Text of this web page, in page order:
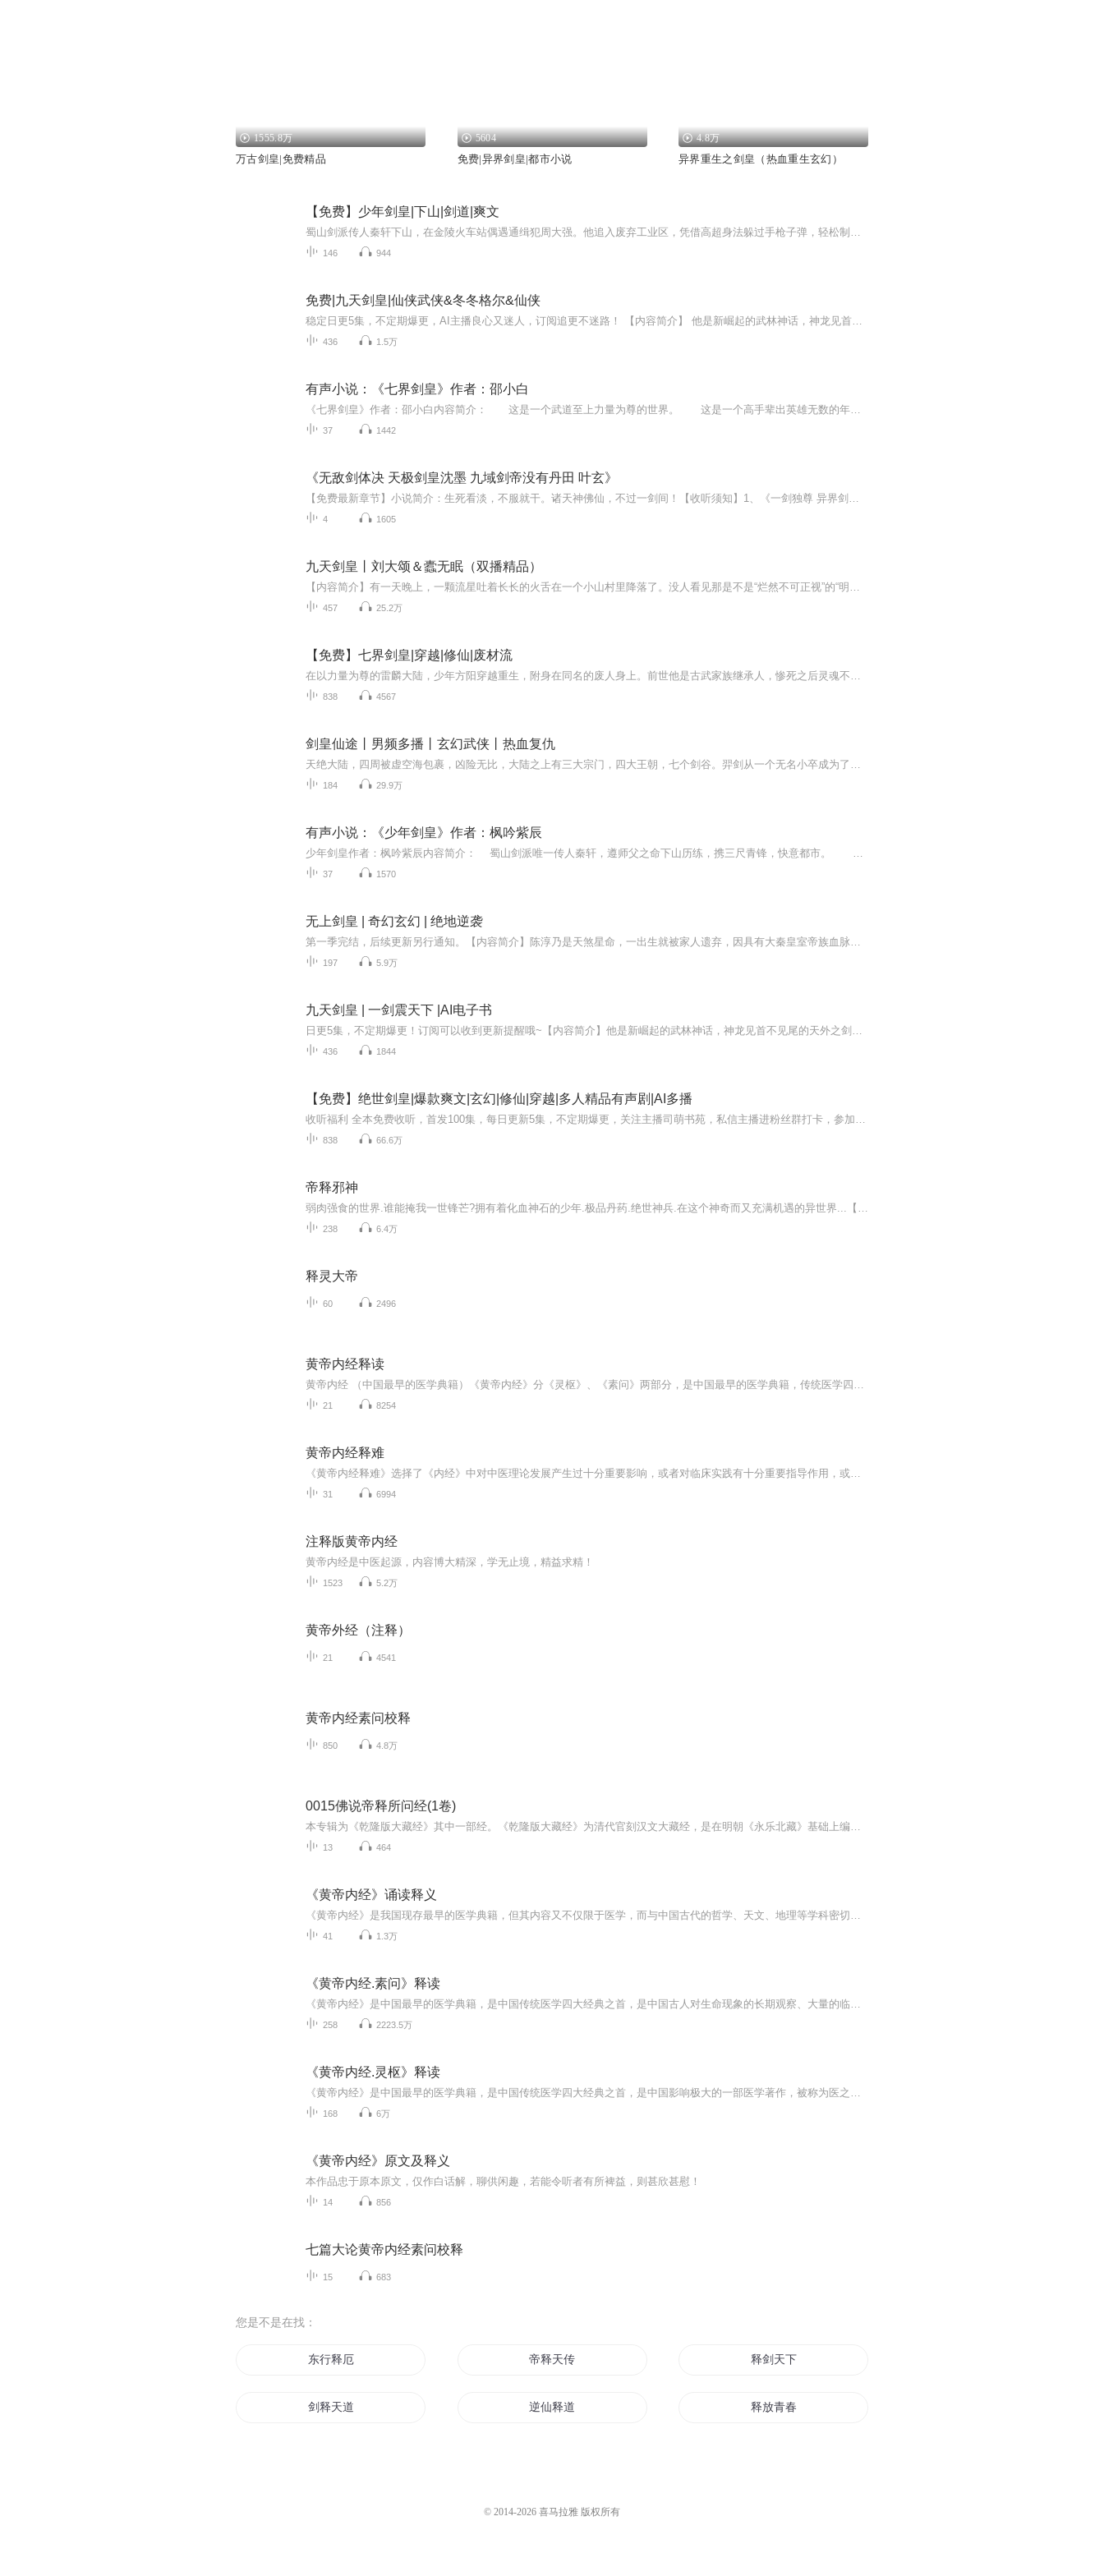
1555.8万
万古剑皇|免费精品
5604
免费|异界剑皇|都市小说
4.8万
异界重生之剑皇（热血重生玄幻）
【免费】少年剑皇|下山|剑道|爽文
蜀山剑派传人秦轩下山，在金陵火车站偶遇通缉犯周大强。他追入废弃工业区，凭借高超身法躲过手枪子弹，轻松制伏周大强，还意外发现被绑美女已解开绳子。然而，美女却误会他是登徒子，精彩故事由此展开。
146 944
免费|九天剑皇|仙侠武侠&冬冬格尔&仙侠
稳定日更5集，不定期爆更，AI主播良心又迷人，订阅追更不迷路！ 【内容简介】 他是新崛起的武林神话，神龙见首不见尾的天外之剑的传人，令武林群雄闻之色变，但却一直是传说中的人物。他消失七年之后终于为了寻觅，下一个天外之剑的传人而踏入江湖，谁...
436 1.5万
有声小说：《七界剑皇》作者：邵小白
《七界剑皇》作者：邵小白内容简介： 这是一个武道至上力量为尊的世界。 这是一个高手辈出英雄无数的年代。 修为在身，可无视朝法。 实力在手，可破碎山河。 罢黜百家，独尊剑道！ 少年方阳从上一世走来，手持三尺青锋，在这一世留下，...
37 1442
《无敌剑体决 天极剑皇沈墨 九域剑帝没有丹田 叶玄》
【免费最新章节】小说简介：生死看淡，不服就干。诸天神佛仙，不过一剑间！【收听须知】1、《一剑独尊 异界剑帝》，主角：叶玄叶灵。2、由于音频节目更新的比较慢，如想快速阅读小说文字版的全部章节，请在微信中搜索公众号【千里马文学】，关注后，并在公...
4 1605
九天剑皇丨刘大颂＆蠹无眠（双播精品）
【内容简介】有一天晚上，一颗流星吐着长长的火舌在一个小山村里降落了。没人看见那是不是“烂然不可正视”的“明珠”所降下的，倒是村里有位老人那晚在山顶，亲眼看见突然出现在天边划过夜空的流星、一个拖着长长的尾巴的大火球。【作者/主播简介】作者：...
457 25.2万
【免费】七界剑皇|穿越|修仙|废材流
在以力量为尊的雷麟大陆，少年方阳穿越重生，附身在同名的废人身上。前世他是古武家族继承人，惨死之后灵魂不灭。这一世，他虽经脉被废遭人奚落，却因熟知药理，发现满大街皆是前世难寻的珍贵药材，瞬间有了修复身体、提升修为的办法。且看他如何仗剑崛起...
838 4567
剑皇仙途丨男频多播丨玄幻武侠丨热血复仇
天绝大陆，四周被虚空海包裹，凶险无比，大陆之上有三大宗门，四大王朝，七个剑谷。羿剑从一个无名小卒成为了这片大陆的剑神。羿剑站起来，望着傍晚的夕阳，久久无语。他师尊曾说过，心境有三层。第一层，明悟本心；修炼一途，驳而杂，获得力量，便会滋生...
184 29.9万
有声小说：《少年剑皇》作者：枫吟紫辰
少年剑皇作者：枫吟紫辰内容简介： 蜀山剑派唯一传人秦轩，遵师父之命下山历练，携三尺青锋，快意都市。 清纯可人的校花美眉、性感漂亮的美女老师、古灵精怪的修真少女……各路美女纷至沓来，一个都市剑皇的传说开始流传。 …… 比速度？长...
37 1570
无上剑皇 | 奇幻玄幻 | 绝地逆袭
第一季完结，后续更新另行通知。【内容简介】陈淳乃是天煞星命，一出生就被家人遗弃，因具有大秦皇室帝族血脉，而被秦国余孽顾南山培养，因为经脉细窄，一直被当做废物看待，守墓五年之后唤醒了顾南山离去之前留下的斩龙剑剑魂，因此得到了剑阁传承，从此...
197 5.9万
九天剑皇 | 一剑震天下 |AI电子书
日更5集，不定期爆更！订阅可以收到更新提醒哦~【内容简介】他是新崛起的武林神话，神龙见首不见尾的天外之剑的传人，令武林群雄闻之色变，但却一直是传说中的人物。他消失七年之后终于为了寻觅，下一个天外之剑的传人而踏入江湖，谁也想不到年纪轻轻不会...
436 1844
【免费】绝世剑皇|爆款爽文|玄幻|修仙|穿越|多人精品有声剧|AI多播
收听福利 全本免费收听，首发100集，每日更新5集，不定期爆更，关注主播司萌书苑，私信主播进粉丝群打卡，参加粉丝活动，月卡红包等你来领！作者梦蝶庄周简介 矿藏勘探科学家待着能力与对国家的责任，重生到另一个世界，穿到一个败家子的身上。之后用自...
838 66.6万
帝释邪神
弱肉强食的世界.谁能掩我一世锋芒?拥有着化血神石的少年.极品丹药.绝世神兵.在这个神奇而又充满机遇的异世界...【作者/主播简介】作者：月仙，网络小说作家。主播：黑财神购买须知：1、本作品为付费有声书，前40集为免费试听，购买成功后，即可收听，可下载重复收听。2、版权归原作者所有，严禁翻录成任何形式，严禁在任何第三方平台传播，违者将追究其法律责任。...
238 6.4万
释灵大帝
60 2496
黄帝内经释读
黄帝内经 （中国最早的医学典籍）《黄帝内经》分《灵枢》、《素问》两部分，是中国最早的医学典籍，传统医学四大经典著作之一（其余三者为《难经》、《伤寒杂病论》、《神农本草经》）。《黄帝内经》是一本综合性的医书，在黄老道家理论上建立了中医学上...
21 8254
黄帝内经释难
《黄帝内经释难》选择了《内经》中对中医理论发展产生过十分重要影响，或者对临床实践有十分重要指导作用，或者历代见解纷争各执一词，使读者难以明辨的问题130个，进行了深入浅出的诠释。
31 6994
注释版黄帝内经
黄帝内经是中医起源，内容博大精深，学无止境，精益求精！
1523 5.2万
黄帝外经（注释）
21 4541
黄帝内经素问校释
850 4.8万
0015佛说帝释所问经(1卷)
本专辑为《乾隆版大藏经》其中一部经。《乾隆版大藏经》为清代官刻汉文大藏经，是在明朝《永乐北藏》基础上编较而成的，全藏共分正藏和续藏两类。正藏共485函，以千字文编号，从“天”至“漆”，分为大乘五大部经、五大部外重单译经、小乘《阿含经》及重单...
13 464
《黄帝内经》诵读释义
《黄帝内经》是我国现存最早的医学典籍，但其内容又不仅限于医学，而与中国古代的哲学、天文、地理等学科密切相关，是一部关于哲学和自然科学的综合著作。
41 1.3万
《黄帝内经.素问》释读
《黄帝内经》是中国最早的医学典籍，是中国传统医学四大经典之首，是中国古人对生命现象的长期观察、大量的临床实践以及简单的解剖学知识。它奠定了人体生理、病理、诊断以及治疗的认识基础，是中国影响极大的一部医学著作，被称为医之始祖。（未经本人授...
258 2223.5万
《黄帝内经.灵枢》释读
《黄帝内经》是中国最早的医学典籍，是中国传统医学四大经典之首，是中国影响极大的一部医学著作，被称为医之始祖。《灵枢经》为《黄帝内经》之组成部分，历史上又曾被称《针经》和《九卷》，早期为九卷，八十一篇。南宋史崧将其改编为二十四卷本，成为了...
168 6万
《黄帝内经》原文及释义
本作品忠于原本原文，仅作白话解，聊供闲趣，若能令听者有所裨益，则甚欣甚慰！
14 856
七篇大论黄帝内经素问校释
15 683
您是不是在找：
东行释厄 帝释天传 释剑天下
剑释天道 逆仙释道 释放青春
© 2014-2026 喜马拉雅 版权所有